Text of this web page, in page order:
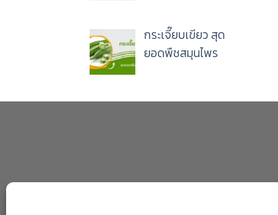
กระเจี๊ยบเขียว สุด
ยอดพืชสมุนไพร